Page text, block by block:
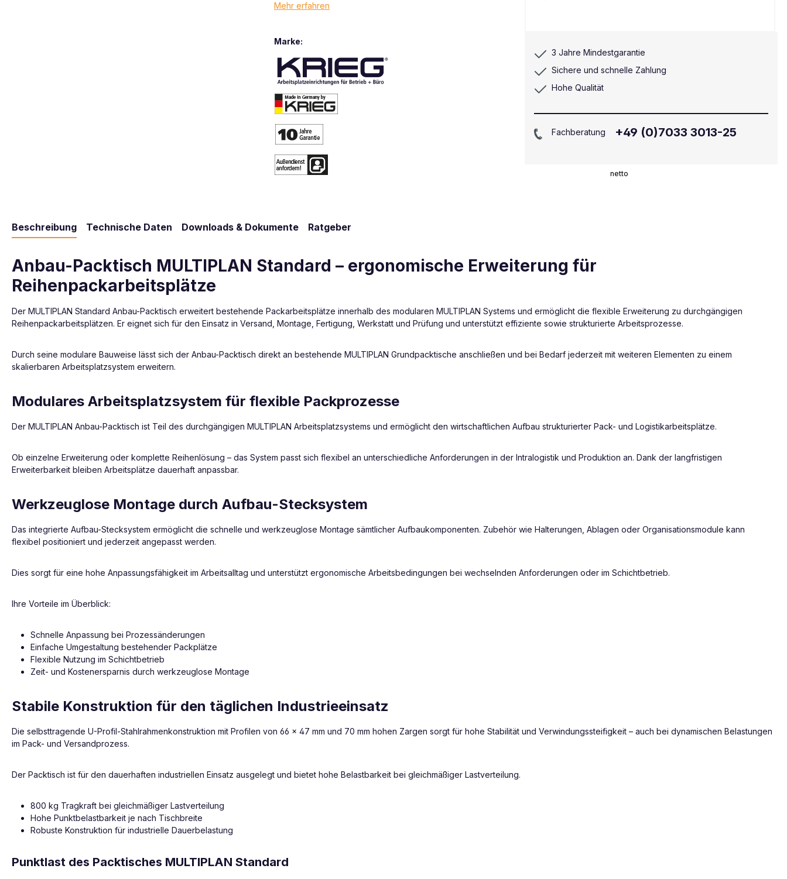
Mehr erfahren
Marke:
netto
3 Jahre Mindestgarantie
Sichere und schnelle Zahlung
Hohe Qualität
Fachberatung +49 (0)7033 3013-25
Beschreibung Technische Daten Downloads & Dokumente Ratgeber
Anbau-Packtisch MULTIPLAN Standard – ergonomische Erweiterung für
Reihenpackarbeitsplätze
Der MULTIPLAN Standard Anbau-Packtisch erweitert bestehende Packarbeitsplätze innerhalb des modularen MULTIPLAN Systems und ermöglicht die flexible Erweiterung zu durchgängigen
Reihenpackarbeitsplätzen. Er eignet sich für den Einsatz in Versand, Montage, Fertigung, Werkstatt und Prüfung und unterstützt effiziente sowie strukturierte Arbeitsprozesse.
Durch seine modulare Bauweise lässt sich der Anbau-Packtisch direkt an bestehende MULTIPLAN Grundpacktische anschließen und bei Bedarf jederzeit mit weiteren Elementen zu einem
skalierbaren Arbeitsplatzsystem erweitern.
Modulares Arbeitsplatzsystem für flexible Packprozesse
Der MULTIPLAN Anbau-Packtisch ist Teil des durchgängigen MULTIPLAN Arbeitsplatzsystems und ermöglicht den wirtschaftlichen Aufbau strukturierter Pack- und Logistikarbeitsplätze.
Ob einzelne Erweiterung oder komplette Reihenlösung – das System passt sich flexibel an unterschiedliche Anforderungen in der Intralogistik und Produktion an. Dank der langfristigen
Erweiterbarkeit bleiben Arbeitsplätze dauerhaft anpassbar.
Werkzeuglose Montage durch Aufbau-Stecksystem
Das integrierte Aufbau-Stecksystem ermöglicht die schnelle und werkzeuglose Montage sämtlicher Aufbaukomponenten. Zubehör wie Halterungen, Ablagen oder Organisationsmodule kann
flexibel positioniert und jederzeit angepasst werden.
Dies sorgt für eine hohe Anpassungsfähigkeit im Arbeitsalltag und unterstützt ergonomische Arbeitsbedingungen bei wechselnden Anforderungen oder im Schichtbetrieb.
Ihre Vorteile im Überblick:
Schnelle Anpassung bei Prozessänderungen
Einfache Umgestaltung bestehender Packplätze
Flexible Nutzung im Schichtbetrieb
Zeit- und Kostenersparnis durch werkzeuglose Montage
Stabile Konstruktion für den täglichen Industrieeinsatz
Die selbsttragende U-Profil-Stahlrahmenkonstruktion mit Profilen von 66 × 47 mm und 70 mm hohen Zargen sorgt für hohe Stabilität und Verwindungssteifigkeit – auch bei dynamischen Belastungen
im Pack- und Versandprozess.
Der Packtisch ist für den dauerhaften industriellen Einsatz ausgelegt und bietet hohe Belastbarkeit bei gleichmäßiger Lastverteilung.
800 kg Tragkraft bei gleichmäßiger Lastverteilung
Hohe Punktbelastbarkeit je nach Tischbreite
Robuste Konstruktion für industrielle Dauerbelastung
Punktlast des Packtisches MULTIPLAN Standard